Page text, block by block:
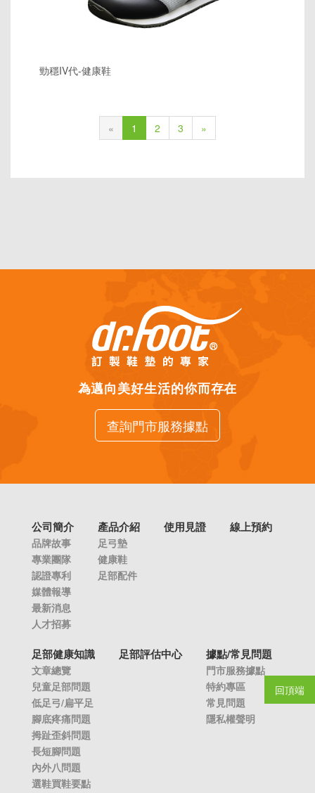
回頂端
勁穩IV代-健康鞋
« 1 2 3 »
為邁向美好生活的你而存在
查詢門市服務據點
公司簡介
品牌故事
專業團隊
認證專利
媒體報導
最新消息
人才招募
產品介紹
足弓墊
健康鞋
足部配件
使用見證 線上預約
足部健康知識
文章總覽
兒童足部問題
低足弓/扁平足
腳底疼痛問題
拇趾歪斜問題
長短腳問題
內外八問題
選鞋買鞋要點
足部評估中心 據點/常見問題
門市服務據點
特約專區
常見問題
隱私權聲明